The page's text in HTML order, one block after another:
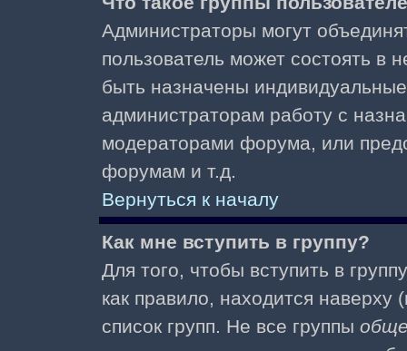
Администраторы могут
пользователь может состоять в
быть назначены
администраторам работу с
модераторами форума, или
форумам и т.д.
Вернуться к началу
Как мне вступить в группу?
Для того, чтобы вступить в
как правило, находится
список групп. Не все группы